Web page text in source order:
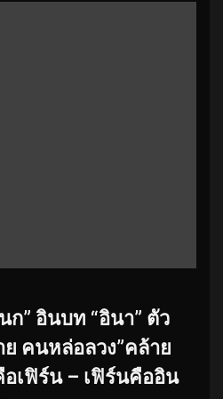
” อินบท “อินา” ตัว
คนหล่อลวง”คล้าย
อเฟิร์น – เฟิร์นคืออิน